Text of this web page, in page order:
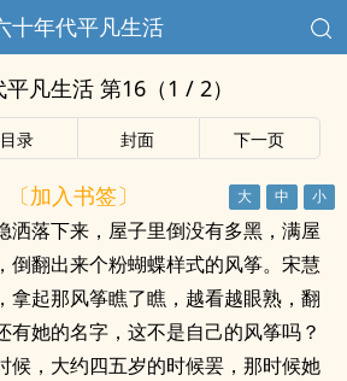
十年代平凡生活
凡生活 第16（1 / 2）
目录 封面 下一页
〔加入书签〕
洒落下来，屋子里倒没有多黑，满屋
倒翻出来个粉蝴蝶样式的风筝。宋慧
拿起那风筝瞧了瞧，越看越眼熟，翻
有她的名字，这不是自己的风筝吗？
候，大约四五岁的时候罢，那时候她